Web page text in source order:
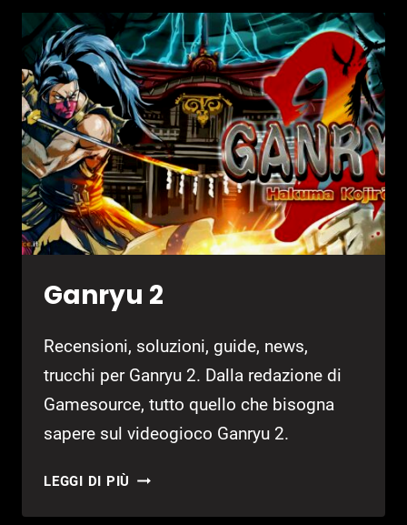
Ganryu 2
Recensioni, soluzioni, guide, news,
trucchi per Ganryu 2. Dalla redazione di
Gamesource, tutto quello che bisogna
sapere sul videogioco Ganryu 2.
LEGGI DI PIÙ GANRYU